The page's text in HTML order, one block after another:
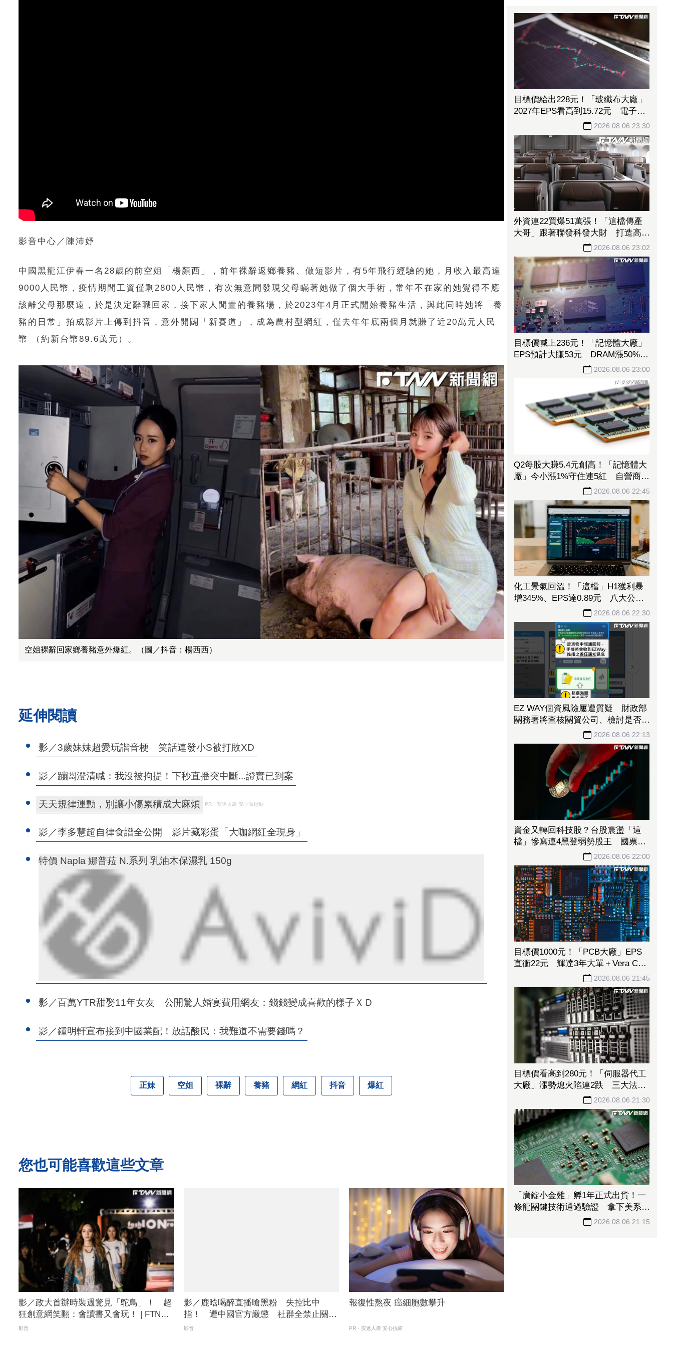
影音中心／陳沛妤
中國黑龍江伊春一名28歲的前空姐「楊顏西」，前年裸辭返鄉養豬、做短影片，有5年飛行經驗的她，月收入最高達
9000人民幣，疫情期間工資僅剩2800人民幣，有次無意間發現父母瞞著她做了個大手術，常年不在家的她覺得不應
該離父母那麼遠，於是決定辭職回家，接下家人閒置的養豬場，於2023年4月正式開始養豬生活，與此同時她將「養
豬的日常」拍成影片上傳到抖音，意外開闢「新賽道」，成為農村型網紅，僅去年年底兩個月就賺了近20萬元人民
幣 （約新台幣89.6萬元）。
空姐裸辭回家鄉養豬意外爆紅。（圖／抖音：楊西西）
延伸閱讀
影／3歲妹妹超愛玩諧音梗 笑話連發小S被打敗XD
影／蹦闆澄清喊：我沒被拘提！下秒直播突中斷...證實已到案
天天規律運動，別讓小傷累積成大麻煩 PR・安達人壽 安心溢起動
影／李多慧超自律食譜全公開 影片藏彩蛋「大咖網紅全現身」
特價 Napla 娜普菈 N.系列 乳油木保濕乳 150g
影／百萬YTR甜娶11年女友 公開驚人婚宴費用網友：錢錢變成喜歡的樣子ＸＤ
影／鍾明軒宣布接到中國業配！放話酸民：我難道不需要錢嗎？
正妹 空姐 裸辭 養豬 網紅 抖音 爆紅
您也可能喜歡這些文章
影／政大首辦時裝週驚見「鴕鳥」！ 超
狂創意網笑翻：會讀書又會玩！ | FTNN
新聞網
影音
影／鹿晗喝醉直播嗆黑粉 失控比中
指！ 遭中國官方嚴懲 社群全禁止關
注！ | FTNN 新聞網
影音
報復性熬夜 癌細胞數攀升
PR・安達人壽 安心抗癌
目標價給出228元！「玻纖布大廠」
2027年EPS看高到15.72元 電子材
料放量＋轉投資挹注營收2026.08.06 23:30
外資連22買爆51萬張！「這檔傳產
大哥」跟著聯發科發大財 打造高效
2026.08.06 23:02
目標價喊上236元！「記憶體大廠」
EPS預計大賺53元 DRAM漲50%、
Flash漲30%獲利大增 2026.08.06 23:00
Q2每股大賺5.4元創高！「記憶體大
廠」今小漲1%守住連5紅 自營商卻
脫手449張、抱回7549萬元2026.08.06 22:45
化工景氣回溫！「這檔」H1獲利暴
增345%、EPS達0.89元 八大公股
2026.08.06 22:30
EZ WAY個資風險屢遭質疑 財政部
關務署將查核關貿公司、檢討是否統
2026.08.06 22:13
資金又轉回科技股？台股震盪「這
檔」慘寫連4黑登弱勢股王 國票
金、潤泰新也淪大盤刀下魂2026.08.06 22:00
目標價1000元！「PCB大廠」EPS
直衝22元 輝達3年大單＋Vera CPU
市占率破5成後市看旺2026.08.06 21:45
目標價看高到280元！「伺服器代工
大廠」漲勢熄火陷連2跌 三大法人
今出清1.1萬張、抽回21億元2026.08.06 21:30
「廣錠小金雞」孵1年正式出貨！一
條龍關鍵技術通過驗證 拿下美系網
2026.08.06 21:15